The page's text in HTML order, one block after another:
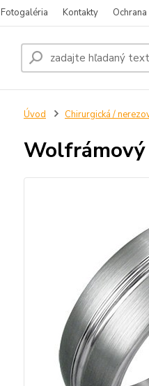
Fotogaléria Kontakty
Úvod Chirurgická /
Wolfrámový